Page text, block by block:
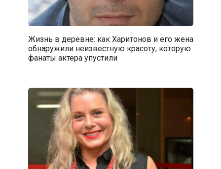
Жизнь в деревне: как Харитонов и его жена
обнаружили неизвестную красоту, которую
фанаты актера упустили